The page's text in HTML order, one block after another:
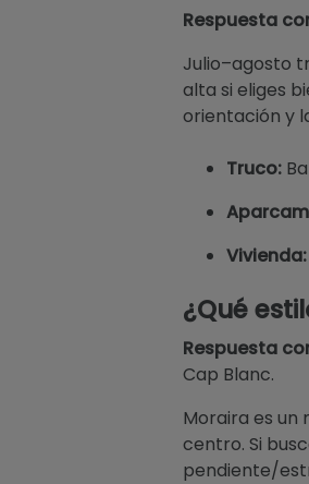
Respuesta
Julio–agosto
alta si eliges
orientación y
Truco:
Vivienda:
¿Qué
Respuesta
Cap Blanc.
Moraira es un
centro. Si
pendiente/